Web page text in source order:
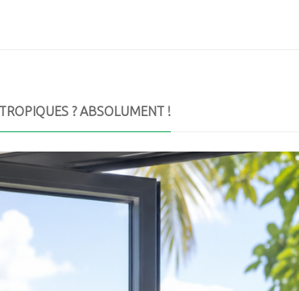
? ABSOLUMENT !